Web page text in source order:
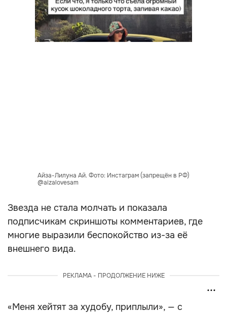
Айза-Лилуна Ай. Фото: Инстаграм (запрещён в РФ)
@aizalovesam
Звезда не стала молчать и показала
подписчикам скриншоты комментариев, где
многие выразили беспокойство из-за её
внешнего вида.
РЕКЛАМА - ПРОДОЛЖЕНИЕ НИЖЕ
«Меня хейтят за худобу, приплыли», — с